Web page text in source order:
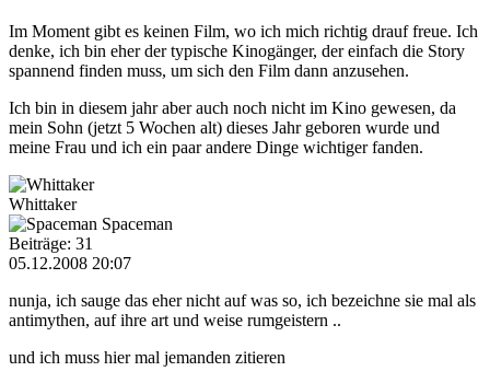
Im Moment gibt es keinen Film, wo ich mich richtig drauf freue. Ich
denke, ich bin eher der typische Kinogänger, der einfach die Story
spannend finden muss, um sich den Film dann anzusehen.
Ich bin in diesem jahr aber auch noch nicht im Kino gewesen, da
mein Sohn (jetzt 5 Wochen alt) dieses Jahr geboren wurde und
meine Frau und ich ein paar andere Dinge wichtiger fanden.
Whittaker
Spaceman
Beiträge: 31
05.12.2008 20:07
nunja, ich sauge das eher nicht auf was so, ich bezeichne sie mal als
antimythen, auf ihre art und weise rumgeistern ..
und ich muss hier mal jemanden zitieren